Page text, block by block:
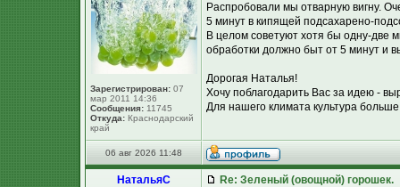
Зарегистрирован: 07
мар 2011 14:36
Сообщения: 11745
Откуда: Краснодарский
край
Распробовали мы отварную вигну.
5 минут в кипящей подсахарено-
В целом советуют хотя бы одну-две
обработки должно быт от 5 минут и
Дорогая Наталья!
Хочу поблагодарить Вас за идею -
Для нашего климата культура
06 авг 2026 11:48
НатальяС
Re: Зеленый (овощной) горошек.